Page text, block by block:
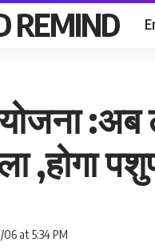
REMIND
,होगा
at 5:34 PM